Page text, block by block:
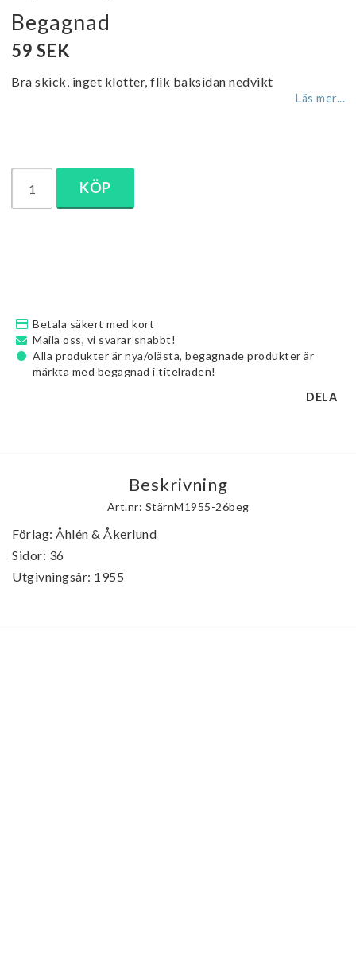
Begagnad
59 SEK
Bra skick, inget klotter, flik baksidan nedvikt
Läs mer...
KÖP
Betala säkert med kort
Maila oss, vi svarar snabbt!
Alla produkter är nya/olästa, begagnade produkter är
märkta med begagnad i titelraden!
DELA
Beskrivning
Art.nr: StärnM1955-26beg
Förlag: Åhlén & Åkerlund
Sidor: 36
Utgivningsår: 1955